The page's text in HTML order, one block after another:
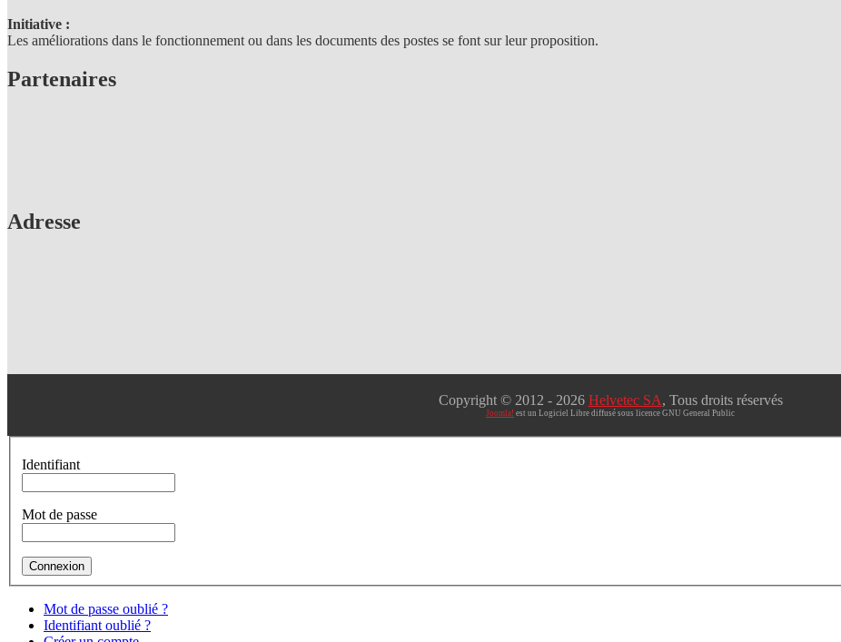
Initiative :
Les améliorations dans le fonctionnement ou dans les documents des postes se font sur leur proposition.
Partenaires
Adresse
Copyright © 2012 - 2026 Helvetec SA, Tous droits réservés
Joomla! est un Logiciel Libre diffusé sous licence GNU General Public
Identifiant
Mot de passe
Mot de passe oublié ?
Identifiant oublié ?